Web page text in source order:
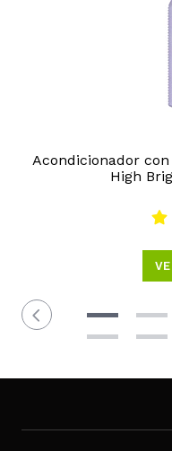
Acondicionador
High